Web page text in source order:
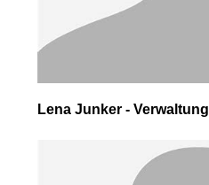
Lena Junker - Verwaltung